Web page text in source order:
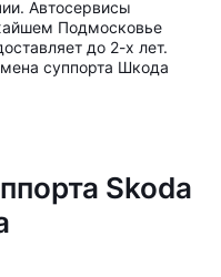
Автосервисы
Подмосковье
до 2-х лет.
суппорта Шкода
Skoda